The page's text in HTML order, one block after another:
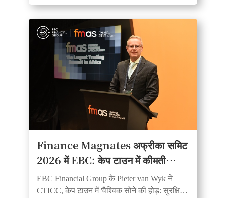
Finance Magnates अफ्रीका समिट
2026 में EBC: केप टाउन में कीमती
धातुओं का पैनल प्रमुख आकर्षण बना
EBC Financial Group के Pieter van Wyk ने
CTICC, केप टाउन में 'वैश्विक सोने की होड़: सुरक्षित